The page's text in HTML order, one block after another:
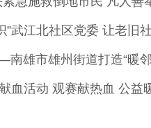
”武江北社区党委 让老旧
南雄市雄州街道打造“暖
血活动 观赛献热血 公益